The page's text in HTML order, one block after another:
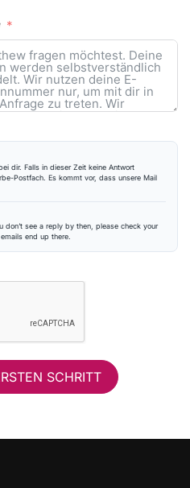
dir. Falls in dieser Zeit keine Antwort
Postfach. Es kommt vor, dass unsere Mail
don’t see a reply by then, please check your
end up there.
SCHRITT